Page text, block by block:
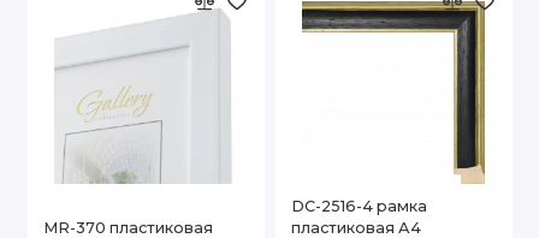
MR-370 пластиковая
DC-2516-4 рамка
пластиковая А4